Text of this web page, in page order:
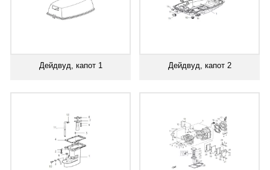
Дейдвуд, капот 1 Дейдвуд, капот 2